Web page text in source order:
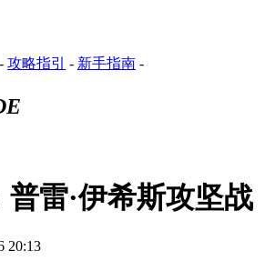
攻略指引 新手指南
雷·伊希斯攻坚战
20:13